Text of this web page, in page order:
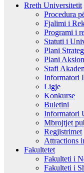
Rreth Universitetit
Procedura
Fjalimi i
Programi i
Statuti i
Plani
Plani
Stafi
Informatori
Ligje
Konkurse
Buletini
Informatori
Mbrojtjet
Regjistrimet
Attractions
Fakultetet
Fakulteti i
Fakulteti i